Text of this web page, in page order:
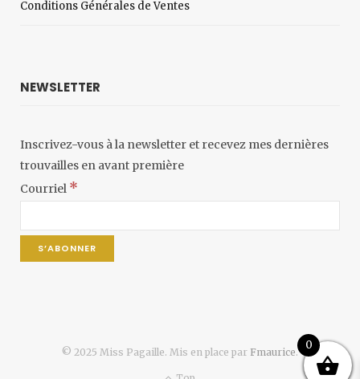
Conditions Générales de Ventes
NEWSLETTER
Inscrivez-vous à la newsletter et recevez mes dernières
trouvailles en avant première
Courriel *
© 2025 Miss Pagaille. Mis en place par Fmaurice.
0